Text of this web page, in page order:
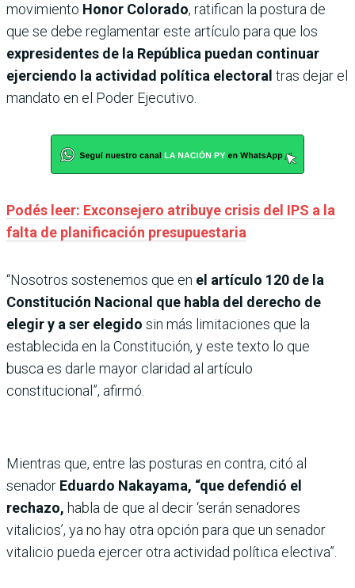
movimiento Honor Colorado, ratifican la postura de
que se debe reglamentar este artículo para que los
expresidentes de la República puedan continuar
ejerciendo la actividad política electoral tras dejar el
mandato en el Poder Ejecutivo.
Podés leer: Exconsejero atribuye crisis del IPS a la
falta de planificación presupuestaria
“Nosotros sostenemos que en el artículo 120 de la
Constitución Nacional que habla del derecho de
elegir y a ser elegido sin más limitaciones que la
establecida en la Constitución, y este texto lo que
busca es darle mayor claridad al artículo
constitucional”, afirmó.
Mientras que, entre las posturas en contra, citó al
senador Eduardo Nakayama, “que defendió el
rechazo, habla de que al decir ‘serán senadores
vitalicios’, ya no hay otra opción para que un senador
vitalicio pueda ejercer otra actividad política electiva”.